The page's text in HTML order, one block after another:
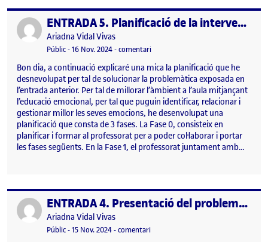
Publicat per ENTRADA 5. Planificació de la intervenció: tota la informació.
Publicat per
Ariadna Vidal Vivas
Visibilitat:
Públic-Data de publicació
16 Nov. 2024-comentariel ENTRADA 5. Planificació de la
Bon dia, a continuació explicaré una mica la planificació que he
desnevolupat per tal de solucionar la problemàtica exposada en
l’entrada anterior. Per tal de millorar l’àmbient a l’aula mitjançant
l’educació emocional, per tal que puguin identificar, relacionar i
gestionar millor les seves emocions, he desenvolupat una
planificació que consta de 3 fases. La Fase 0, consisteix en
planificar i formar al professorat per a poder col·laborar i portar
les fases següents. En la Fase 1, el professorat juntament amb…
Publicat per ENTRADA 4. Presentació del problema i possibles solucions
Publicat per
Ariadna Vidal Vivas
Visibilitat:
Públic-Data de publicació
15 Nov. 2024-comentariel ENTRADA 4. Presentació del